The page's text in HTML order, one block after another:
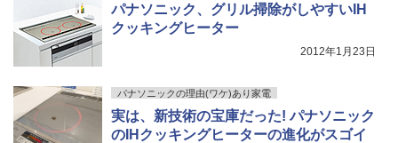
パナソニック、グリル掃除がしやすいIH
クッキングヒーター
2012年1月23日
パナソニックの理由(ワケ)あり家電
実は、新技術の宝庫だった! パナソニック
のIHクッキングヒーターの進化がスゴイ